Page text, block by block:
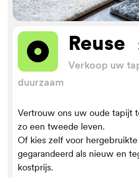
Reuse
Verkoop uw
duurzaam
Vertrouw ons uw oude tapijt
zo een tweede leven.
Of kies zelf voor
gegarandeerd als nieuw en
kostprijs.